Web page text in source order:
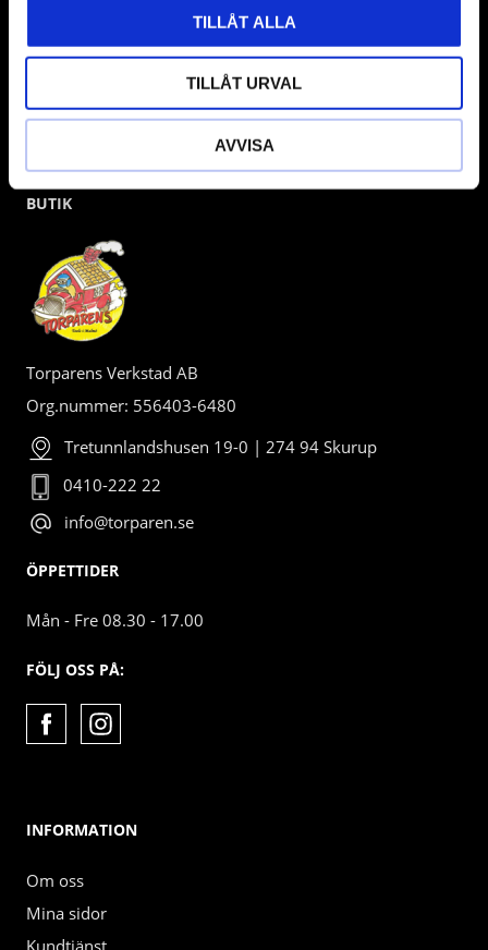
TILLÅT ALLA
TILLÅT URVAL
AVVISA
BUTIK
Torparens Verkstad AB
Org.nummer: 556403-6480
Tretunnlandshusen 19-0 | 274 94 Skurup
0410-222 22
info@torparen.se
ÖPPETTIDER
Mån - Fre 08.30 - 17.00
FÖLJ OSS PÅ:
INFORMATION
Om oss
Mina sidor
Kundtjänst